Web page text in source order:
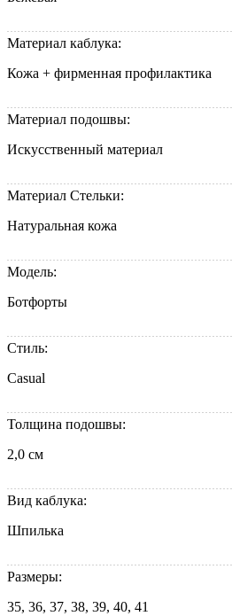
Материал каблука:
Кожа + фирменная профилактика
Материал подошвы:
Искусственный материал
Материал Стельки:
Натуральная кожа
Модель:
Ботфорты
Стиль:
Casual
Толщина подошвы:
2,0 см
Вид каблука:
Шпилька
Размеры:
35, 36, 37, 38, 39, 40, 41